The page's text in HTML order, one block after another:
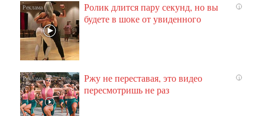
i
Ролик длится пару секунд, но вы
будете в шоке от увиденного
i
Ржу не переставая, это видео
пересмотришь не раз